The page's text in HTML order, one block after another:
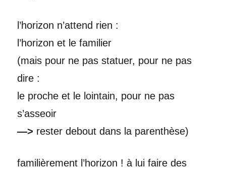
l’horizon n’attend rien :
l’horizon et le familier
(mais pour ne pas statuer, pour ne pas
dire :
le proche et le lointain, pour ne pas
s’asseoir
—> rester debout dans la parenthèse)
familièrement l’horizon ! à lui faire des